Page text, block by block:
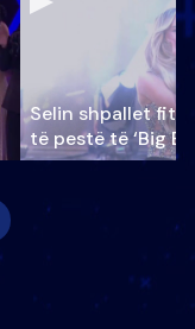
Selin shpallet
të pestë të ‘Big